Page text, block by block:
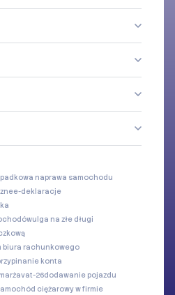
naprawa samochodu
e-deklaracje
ulga na złe długi
biura rachunkowego
konta
vat-26dodawanie pojazdu
ciężarowy w firmie